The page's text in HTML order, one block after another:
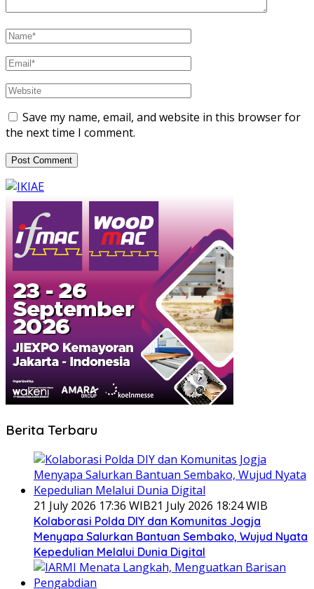
Save my name, email, and website in this browser for
the next time I comment.
Berita Terbaru
21 July 2026 17:36 WIB21 July 2026 18:24 WIB
Kolaborasi Polda DIY dan Komunitas Jogja
Menyapa Salurkan Bantuan Sembako, Wujud Nyata
Kepedulian Melalui Dunia Digital